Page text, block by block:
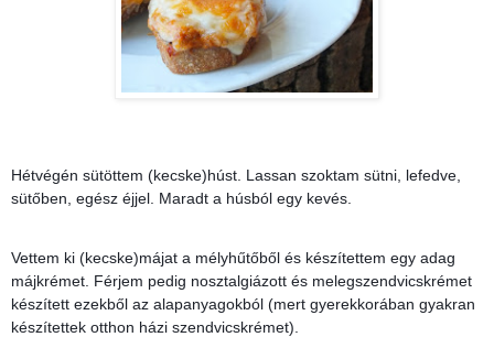
Hétvégén sütöttem (kecske)húst. Lassan szoktam sütni, lefedve,
sütőben, egész éjjel. Maradt a húsból egy kevés.
Vettem ki (kecske)májat a mélyhűtőből és készítettem egy adag
májkrémet. Férjem pedig nosztalgiázott és melegszendvicskrémet
készített ezekből az alapanyagokból (mert gyerekkorában gyakran
készítettek otthon házi szendvicskrémet).